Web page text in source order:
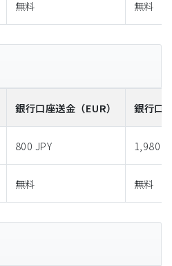
無料 無料
銀行口座送金 （EUR） 銀行口
800 JPY 1,980
無料 無料